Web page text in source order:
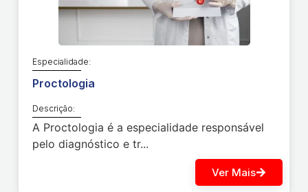
Especialidade:
Proctologia
Descrição:
A Proctologia é a especialidade responsável
pelo diagnóstico e tr...
Ver Mais